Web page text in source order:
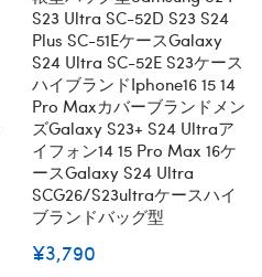
S23 Ultra SC-52D S23 S24
Plus SC-51EケースGalaxy
S24 Ultra SC-52E S23ケース
ハイブランドiphone16 15 14
Pro Maxカバーブランドメン
ズgalaxy S23+ S24 Ultraア
イフォン14 15 Pro Max 16ケ
ースGalaxy S24 Ultra
SCG26/s23ultraケースハイ
ブランドバッグ型
¥3,790